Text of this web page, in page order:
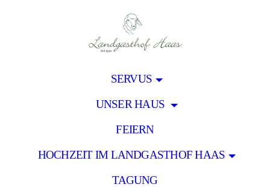
SERVUS
UNSER HAUS
FEIERN
HOCHZEIT IM LANDGASTHOF HAAS
TAGUNG